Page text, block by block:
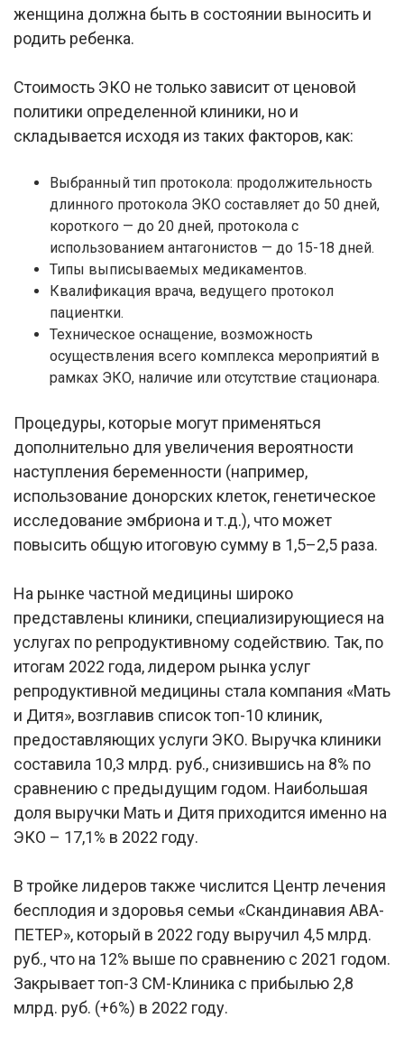
женщина должна быть в состоянии выносить и
родить ребенка.
Стоимость ЭКО не только зависит от ценовой
политики определенной клиники, но и
складывается исходя из таких факторов, как:
Выбранный тип протокола: продолжительность
длинного протокола ЭКО составляет до 50 дней,
короткого — до 20 дней, протокола с
использованием антагонистов — до 15-18 дней.
Типы выписываемых медикаментов.
Квалификация врача, ведущего протокол
пациентки.
Техническое оснащение, возможность
осуществления всего комплекса мероприятий в
рамках ЭКО, наличие или отсутствие стационара.
Процедуры, которые могут применяться
дополнительно для увеличения вероятности
наступления беременности (например,
использование донорских клеток, генетическое
исследование эмбриона и т.д.), что может
повысить общую итоговую сумму в 1,5–2,5 раза.
На рынке частной медицины широко
представлены клиники, специализирующиеся на
услугах по репродуктивному содействию. Так, по
итогам 2022 года, лидером рынка услуг
репродуктивной медицины стала компания «Мать
и Дитя», возглавив список топ-10 клиник,
предоставляющих услуги ЭКО. Выручка клиники
составила 10,3 млрд. руб., снизившись на 8% по
сравнению с предыдущим годом. Наибольшая
доля выручки Мать и Дитя приходится именно на
ЭКО – 17,1% в 2022 году.
В тройке лидеров также числится Центр лечения
бесплодия и здоровья семьи «Скандинавия АВА-
ПЕТЕР», который в 2022 году выручил 4,5 млрд.
руб., что на 12% выше по сравнению с 2021 годом.
Закрывает топ-3 СМ-Клиника с прибылью 2,8
млрд. руб. (+6%) в 2022 году.